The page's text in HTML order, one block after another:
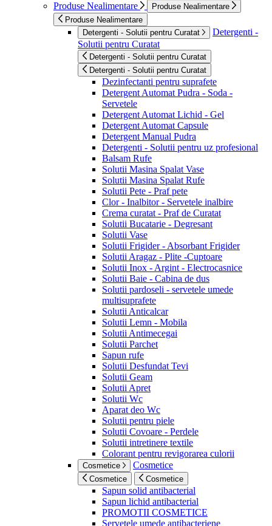
Produse Nealimentare
Produse Nealimentare
Produse Nealimentare
Detergenti - Solutii pentru Curatat
Detergenti -
Solutii pentru Curatat
Detergenti - Solutii pentru Curatat
Detergenti - Solutii pentru Curatat
Dezinfectanti pentru suprafete
Detergent Automat Pudra - Soda -
Servetele
Detergent Automat Lichid - Gel
Detergent Automat Capsule
Detergent Manual Pudra
Detergenti - Solutii pentru uz profesional
Balsam Rufe
Solutii Masina Spalat Vase
Solutii Masina Spalat Rufe
Solutii Pete - Praf pete
Clor - Inalbitor - Servetele inalbire
Crema curatat - Praf de Curatat
Solutii Bucatarie - Degresant
Solutii Vase
Solutii Frigider - Absorbant Frigider
Solutii Aragaz - Plite -Cuptoare
Solutii Inox - Argint - Electrocasnice
Solutii Baie - Cabina de dus
Solutii pardoseli - servetele umede
multisuprafete
Solutii Anticalcar
Solutii Lemn - Mobila
Solutii Antimecegai
Solutii Parchet
Sapun rufe
Solutii Desfundat Tevi
Solutii Geam
Solutii Apret
Solutii Wc
Aparat deo Wc
Solutii pentru piele
Solutii Covoare - Perdele
Solutii intretinere textile
Colorant pentru revigorarea culorii
Cosmetice Cosmetice
Cosmetice Cosmetice
Sapun solid antibacterial
Sapun lichid antibacterial
PROMOTII COSMETICE
Servetele umede antibacteriene